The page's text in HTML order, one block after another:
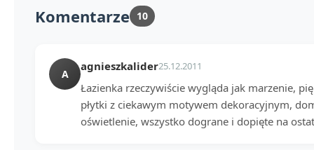
Komentarze 10
A
agnieszkalider25.12.2011
Łazienka rzeczywiście wygląda jak marzenie,
płytki z ciekawym motywem dekoracyjnym,
oświetlenie, wszystko dograne i dopięte na